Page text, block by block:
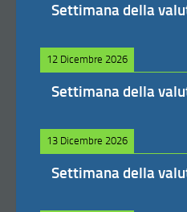
Settimana della
12 Dicembre 2026
Settimana della
13 Dicembre 2026
Settimana della